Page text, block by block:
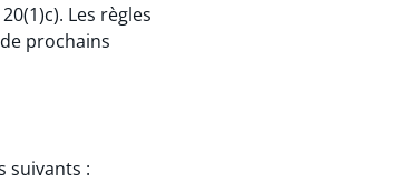
Les règles
prochains
suivants :